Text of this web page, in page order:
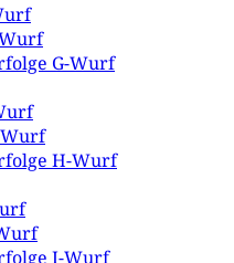
G-Wurf
H-Wurf
I-Wurf